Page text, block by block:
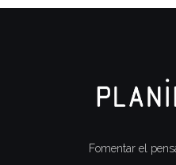
Fomentar el